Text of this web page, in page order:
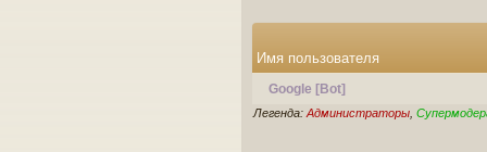
Имя пользователя
Google [Bot]
Легенда:Администраторы,